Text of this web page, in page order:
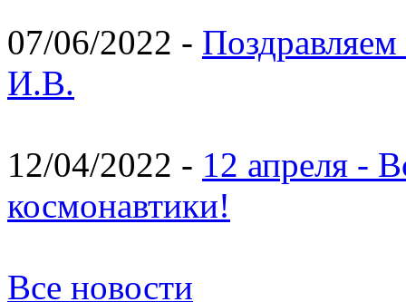
07/06/2022 -
И.В.
12/04/2022 - 12 апреля -
космонавтики!
Все новости